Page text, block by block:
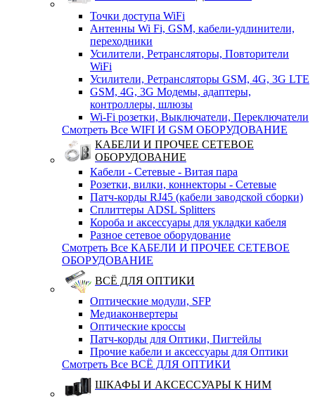
Точки доступа WiFi
Антенны Wi Fi, GSM, кабели-удлинители,
переходники
Усилители, Ретрансляторы, Повторители
WiFi
Усилители, Ретрансляторы GSM, 4G, 3G LTE
GSM, 4G, 3G Модемы, адаптеры,
контроллеры, шлюзы
Wi-Fi розетки, Выключатели, Переключатели
Смотреть Все WIFI И GSM ОБОРУДОВАНИЕ
КАБЕЛИ И ПРОЧЕЕ СЕТЕВОЕ
ОБОРУДОВАНИЕ
Кабели - Сетевые - Витая пара
Розетки, вилки, коннекторы - Сетевые
Патч-корды RJ45 (кабели заводской сборки)
Сплиттеры ADSL Splitters
Короба и аксессуары для укладки кабеля
Разное сетевое оборудование
Смотреть Все КАБЕЛИ И ПРОЧЕЕ СЕТЕВОЕ
ОБОРУДОВАНИЕ
ВСЁ ДЛЯ ОПТИКИ
Оптические модули, SFP
Медиаконвертеры
Оптические кросcы
Патч-корды для Оптики, Пигтейлы
Прочие кабели и аксессуары для Оптики
Смотреть Все ВСЁ ДЛЯ ОПТИКИ
ШКАФЫ И АКСЕССУАРЫ К НИМ